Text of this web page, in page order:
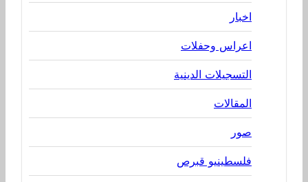
اخبار
اعراس وحفلات
التسجيلات الدينية
المقالات
صور
فلسطينيو قبرص